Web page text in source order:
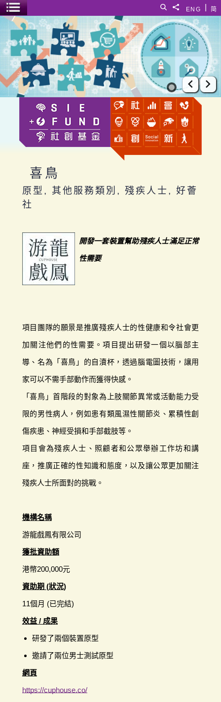
简
ENG
分享給
搜尋
選單開關
喜鳥
上一張
下
喜鳥
原型, 其他服務類別, 殘疾人士, 好薈
社
開發一套裝置幫助殘疾人士滿足正常
性需要
項目團隊的願景是推廣殘疾人士的性健康和令社會更
加關注他們的性需要。項目提出研發一個以腦部主
導、名為「喜鳥」的自瀆杯，透過腦電圖技術，讓用
家可以不需手部動作而獲得快感。
「喜鳥」首階段的對象為上肢關節異常或活動能力受
限的男性病人，例如患有類風濕性關節炎、累積性創
傷疾患、神經受損和手部截肢等。
項目會為殘疾人士、照顧者和公眾舉辦工作坊和講
座，推廣正確的性知識和態度，以及讓公眾更加關注
殘疾人士所面對的挑戰。
機構名稱
游龍戲鳳有限公司
獲批資助額
港幣200,000元
資助期 (狀況)
11個月 (已完結)
效益 / 成果
研發了兩個裝置原型
邀請了兩位男士測試原型
網頁
https://cuphouse.co/